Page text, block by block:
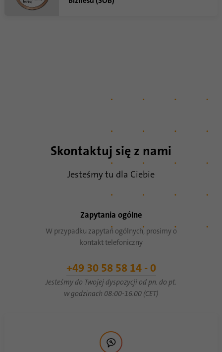
Skontaktuj się z nami
Jesteśmy tu dla Ciebie
Zapytania ogólne
W przypadku zapytań ogólnych, prosimy o
kontakt telefoniczny
+49 30 58 58 14 - 0
Jesteśmy do Twojej dyspozycji od pn. do pt.
w godzinach 08:00-16.00 (CET)